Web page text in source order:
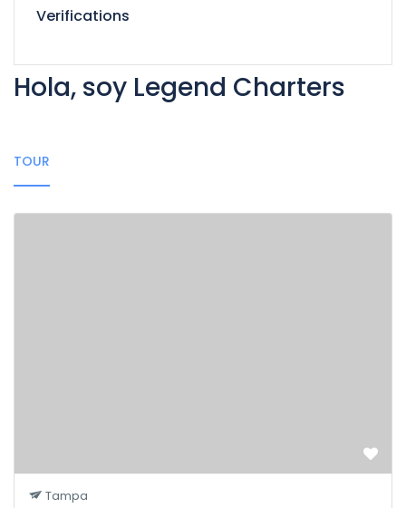
Verifications
Hola, soy Legend Charters
TOUR
Tampa